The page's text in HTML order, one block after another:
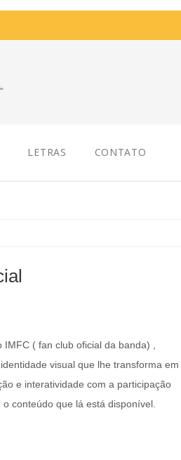
LETRAS CONTATO
( fan club oficial da banda) ,
visual que lhe transforma em
e interatividade com a participação
conteúdo que lá está disponível.